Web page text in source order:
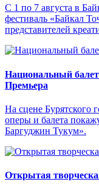
С 1 по 7 августа в
фестиваль «Байкал
представителей
Национальный
Премьера
На сцене Бурятского
оперы и балета
Баргуджин Тукум‎».
Открытая